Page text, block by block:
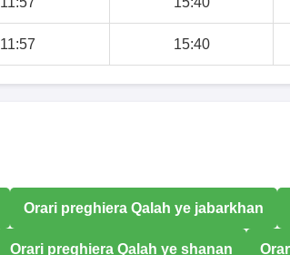
11:57 15:40
Orari preghiera Qalah ye jabarkhan
Orari preghiera Qalah ye shanan